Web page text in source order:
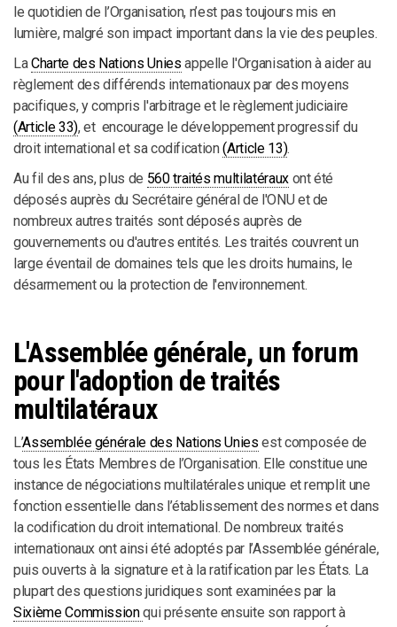
le quotidien de l’Organisation, n’est pas toujours mis en
lumière, malgré son impact important dans la vie des peuples.
LaCharte des Nations Unies appelle l'Organisation à aider au
règlement des différends internationaux par des moyens
pacifiques, y compris l'arbitrage et le règlement judiciaire
(Article 33), et encourage le développement progressif du
droit international et sa codification(Article 13).
Au fil des ans, plus de 560 traités multilatérauxont été
déposés auprès du Secrétaire général de l'ONU et de
nombreux autres traités sont déposés auprès de
gouvernements ou d'autres entités. Les traités couvrent un
large éventail de domaines tels que les droits humains, le
désarmement ou la protection de l'environnement.
L'Assemblée générale, un forum
pour l'adoption de traités
multilatéraux
L’Assemblée générale des Nations Unies est composée de
tous les États Membres de l’Organisation. Elle constitue une
instance de négociations multilatérales unique et remplit une
fonction essentielle dans l’établissement des normes et dans
la codification du droit international. De nombreux traités
internationaux ont ainsi été adoptés par l’Assemblée générale,
puis ouverts à la signature et à la ratification par les États. La
plupart des questions juridiques sont examinées par la
Sixième Commissionqui présente ensuite son rapport à